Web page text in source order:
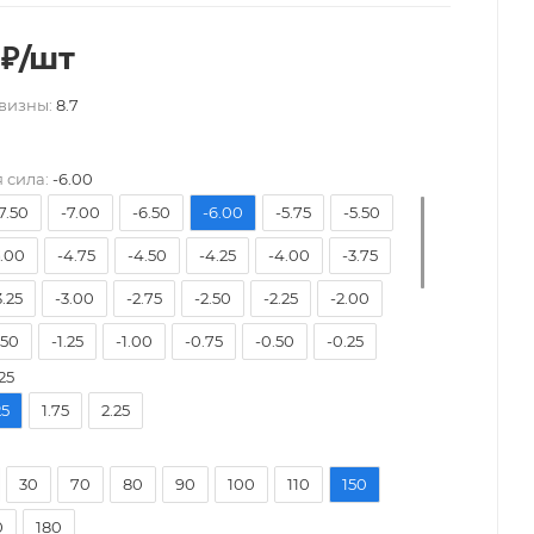
₽/шт
8.7
сила: -6.00
-7.00 -6.50 -6.00 -5.75 -5.50
-4.75 -4.50 -4.25 -4.00 -3.75
-3.00 -2.75 -2.50 -2.25 -2.00
-1.25 -1.00 -0.75 -0.50 -0.25
+2.25 +2.50
+4.00
1.75 2.25
30 70 80 90 100 110 150
180